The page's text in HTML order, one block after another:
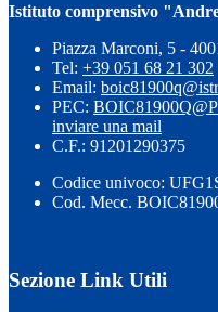
Istituto comprensivo
Piazza Marconi, 5 -
Tel: +39 051 68 21 302
Email:
PEC:
inviare una mail
C.F.: 91201290375
Codice univoco:
Cod. Mecc.
Sezione Link Utili